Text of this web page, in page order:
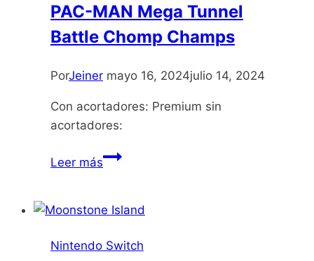
PAC-MAN Mega Tunnel
Battle Chomp Champs
PorJeiner mayo 16, 2024julio 14, 2024
Con acortadores: Premium sin
acortadores:
Leer másPAC-
Tunnel
Chomp
Nintendo Switch